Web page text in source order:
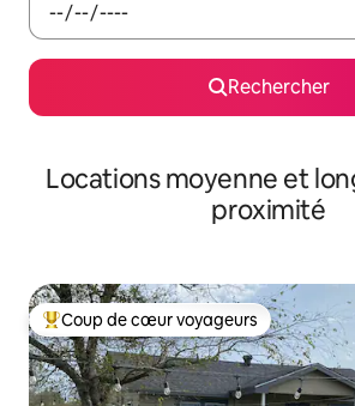
Rechercher
Locations moyenne et
proximité
Coups de cœur voyageurs les plus
Coup de cœur voyageurs